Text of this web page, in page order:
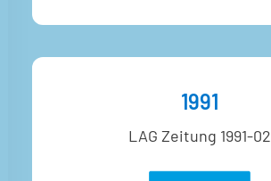
1991
LAG Zeitung 1991-02